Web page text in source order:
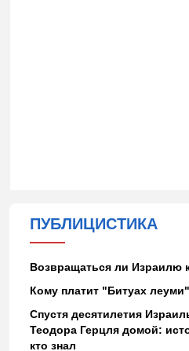
ПУБЛИЦИСТИКА
Возвращаться ли Израилю
Кому платит "Битуах
Спустя десятилетия
Теодора Герцля домой:
кто знал